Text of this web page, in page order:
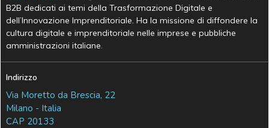
B2B dedicati ai temi della Trasformazione Digitale e
dell’Innovazione Imprenditoriale. Ha la missione di diffondere la
cultura digitale e imprenditoriale nelle imprese e pubbliche
amministrazioni italiane.
Indirizzo
Via Moretto da Brescia, 22
Milano - Italia
CAP 20133